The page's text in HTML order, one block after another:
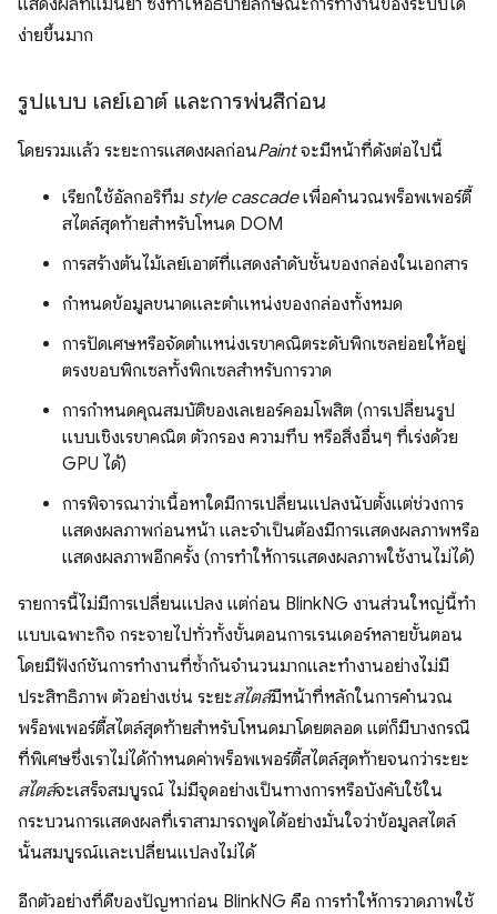
ง่ายขึ้นมาก
รูปแบบ เลย์เอาต์ และการพ่นสีก่อน
โดยรวมแล้ว ระยะการแสดงผลก่อนPaintจะมีหน้าที่ดังต่อไปนี้
เรียกใช้อัลกอริทึม style cascadeเพื่อคํานวณพร็อพเพอร์ตี้
สไตล์สุดท้ายสําหรับโหนด DOM
การสร้างต้นไม้เลย์เอาต์ที่แสดงลําดับชั้นของกล่องในเอกสาร
กำหนดข้อมูลขนาดและตำแหน่งของกล่องทั้งหมด
การปัดเศษหรือจัดตำแหน่งเรขาคณิตระดับพิกเซลย่อยให้อยู่
ตรงขอบพิกเซลทั้งพิกเซลสำหรับการวาด
การกำหนดคุณสมบัติของเลเยอร์คอมโพสิต (การเปลี่ยนรูป
แบบเชิงเรขาคณิต ตัวกรอง ความทึบ หรือสิ่งอื่นๆ ที่เร่งด้วย
GPU ได้)
การพิจารณาว่าเนื้อหาใดมีการเปลี่ยนแปลงนับตั้งแต่ช่วงการ
แสดงผลภาพก่อนหน้า และจำเป็นต้องมีการแสดงผลภาพหรือ
แสดงผลภาพอีกครั้ง (การทำให้การแสดงผลภาพใช้งานไม่ได้)
รายการนี้ไม่มีการเปลี่ยนแปลง แต่ก่อน BlinkNG งานส่วนใหญ่นี้ทำ
แบบเฉพาะกิจ กระจายไปทั่วทั้งขั้นตอนการเรนเดอร์หลายขั้นตอน
โดยมีฟังก์ชันการทำงานที่ซ้ำกันจำนวนมากและทำงานอย่างไม่มี
ประสิทธิภาพ ตัวอย่างเช่น ระยะสไตล์มีหน้าที่หลักในการคำนวณ
พร็อพเพอร์ตี้สไตล์สุดท้ายสำหรับโหนดมาโดยตลอด แต่ก็มีบางกรณี
ที่พิเศษซึ่งเราไม่ได้กำหนดค่าพร็อพเพอร์ตี้สไตล์สุดท้ายจนกว่าระยะ
สไตล์จะเสร็จสมบูรณ์ ไม่มีจุดอย่างเป็นทางการหรือบังคับใช้ใน
กระบวนการแสดงผลที่เราสามารถพูดได้อย่างมั่นใจว่าข้อมูลสไตล์
นั้นสมบูรณ์และเปลี่ยนแปลงไม่ได้
อีกตัวอย่างที่ดีของปัญหาก่อน BlinkNG คือ การทำให้การวาดภาพใช้